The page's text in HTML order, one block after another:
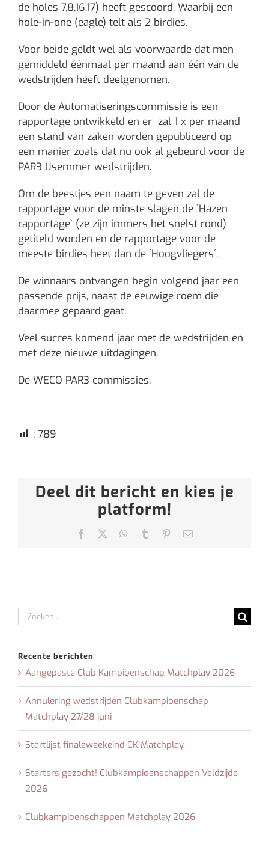
de holes 7,8,16,17) heeft gescoord. Waarbij een
hole-in-one (eagle) telt als 2 birdies.
Voor beide geldt wel als voorwaarde dat men
gemiddeld éénmaal per maand aan één van de
wedstrijden heeft deelgenomen.
Door de Automatiseringscommissie is een
rapportage ontwikkeld en er zal 1 x per maand
een stand van zaken worden gepubliceerd op
een manier zoals dat nu ook al gebeurd voor de
PAR3 IJsemmer wedstrijden.
Om de beestjes een naam te geven zal de
rapportage voor de minste slagen de `Hazen
rapportage` (ze zijn immers het snelst rond)
getiteld worden en de rapportage voor de
meeste birdies heet dan de ´Hoogvliegers´.
De winnaars ontvangen begin volgend jaar een
passende prijs, naast de eeuwige roem die
daarmee gepaard gaat.
Veel succes komend jaar met de wedstrijden en
met deze nieuwe uitdagingen.
De WECO PAR3 commissies.
: 789
Deel dit bericht en kies je
platform!
Facebook WhatsApp
Tumblr Pinterest
E-
Zoeken
naar:
Recente berichten
Aangepaste Club Kampioenschap Matchplay 2026
Annulering wedstrijden Clubkampioenschap
Matchplay 27/28 juni
Startlijst finaleweekeind CK Matchplay
Starters gezocht! Clubkampioenschappen Veldzijde
2026
Clubkampioenschappen Matchplay 2026